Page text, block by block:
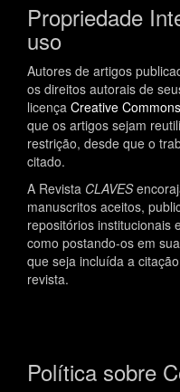
Propriedade
uso
Autores de artigos
os direitos autorais de
licença Creative
que os artigos sejam
restrição, desde que o
citado.
A Revista CLAVES
manuscritos aceitos,
repositórios institucionais
como postando-os em
que seja incluída a
revista.
Política sobre